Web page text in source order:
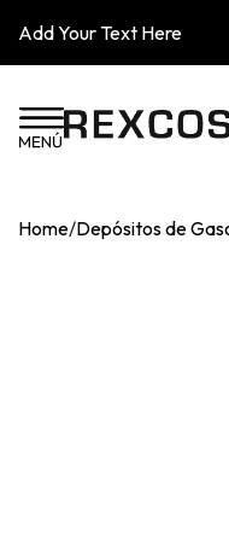
Add Your Text Here
Home/Depósitos de